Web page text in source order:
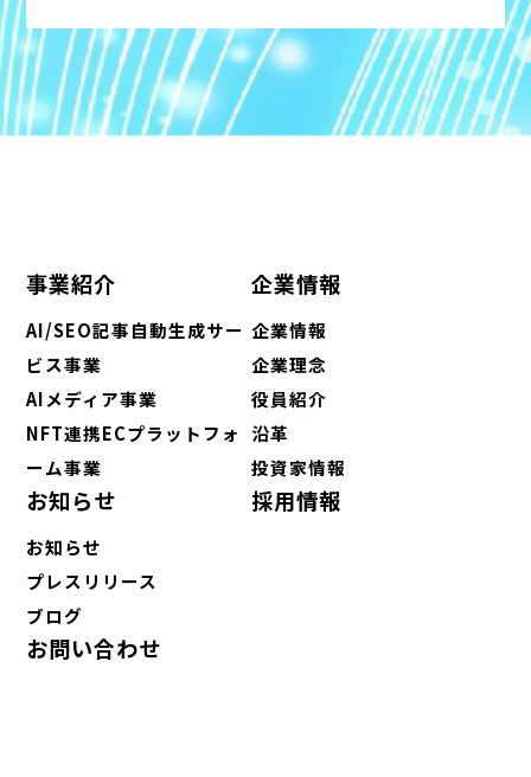
事業紹介
AI/SEO記事自動生成サー
ビス事業
AIメディア事業
NFT連携ECプラットフォ
ーム事業
企業情報
企業情報
企業理念
役員紹介
沿革
投資家情報
お知らせ
お知らせ
プレスリリース
ブログ
採用情報
お問い合わせ